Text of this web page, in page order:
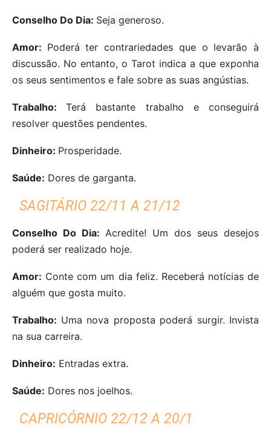
Conselho Do Dia: Seja generoso.
Amor: Poderá ter contrariedades que o levarão à
discussão. No entanto, o Tarot indica a que exponha
os seus sentimentos e fale sobre as suas angústias.
Trabalho:Terá bastante trabalho e conseguirá
resolver questões pendentes.
Dinheiro: Prosperidade.
Saúde: Dores de garganta.
SAGITÁRIO 22/11 A 21/12
Conselho Do Dia: Acredite! Um dos seus desejos
poderá ser realizado hoje.
Amor: Conte com um dia feliz. Receberá notícias de
alguém que gosta muito.
Trabalho: Uma nova proposta poderá surgir. Invista
na sua carreira.
Dinheiro: Entradas extra.
Saúde: Dores nos joelhos.
CAPRICÓRNIO 22/12 A 20/1